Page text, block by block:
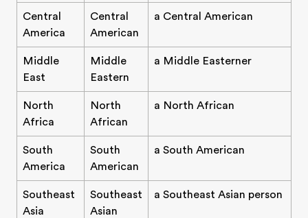
Central
America
Central
American
a Central American
Middle
East
Middle
Eastern
a Middle Easterner
North
Africa
North
African
a North African
South
America
South
American
a South American
Southeast
Asia
Southeast
Asian
a Southeast Asian person